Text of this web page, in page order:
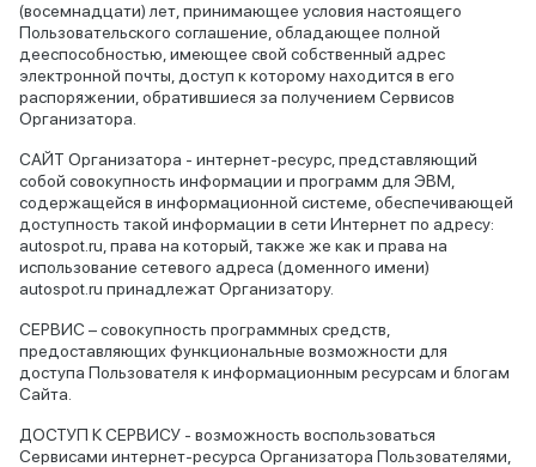
(восемнадцати) лет, принимающее условия настоящего
Пользовательского соглашение, обладающее полной
дееспособностью, имеющее свой собственный адрес
электронной почты, доступ к которому находится в его
распоряжении, обратившиеся за получением Сервисов
Организатора.
CАЙТ Организатора - интернет-ресурс, представляющий
собой совокупность информации и программ для ЭВМ,
содержащейся в информационной системе, обеспечивающей
доступность такой информации в сети Интернет по адресу:
autospot.ru, права на который, также же как и права на
использование сетевого адреса (доменного имени)
autospot.ru принадлежат Организатору.
СЕРВИС – совокупность программных средств,
предоставляющих функциональные возможности для
доступа Пользователя к информационным ресурсам и блогам
Сайта.
ДОСТУП К СЕРВИСУ - возможность воспользоваться
Сервисами интернет-ресурса Организатора Пользователями,